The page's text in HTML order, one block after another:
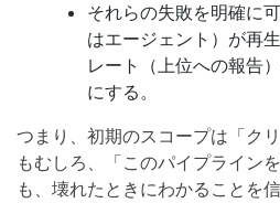
それらの失敗を明確に
はエージェント）が再
レート（上位への報告
にする。
つまり、初期のスコープは「ク
もむしろ、「このパイプライン
も、壊れたときにわかることを